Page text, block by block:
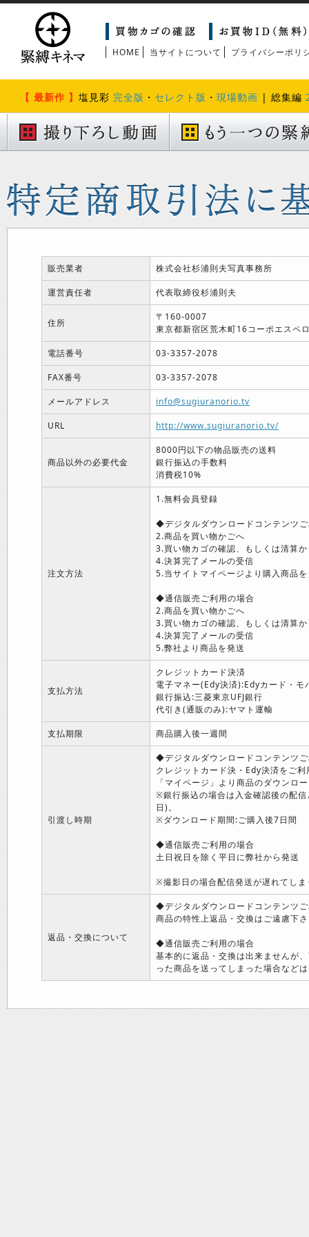
HOME 当サイトについて プライバシーポリ
【 最新作 】 塩見彩 完全版 ・ セレクト版 ・ 現場動画 | 総集編
販売業者 株式会社杉浦則夫写真事務所
運営責任者 代表取締役杉浦則夫
住所
〒160-0007
東京都新宿区荒木町16コーポエスペ
電話番号 03-3357-2078
FAX番号 03-3357-2078
メールアドレス info@sugiuranorio.tv
URL http://www.sugiuranorio.tv/
商品以外の必要代金
8000円以下の物品販売の送料
銀行振込の手数料
消費税10%
注文方法
1.無料会員登録
◆デジタルダウンロードコンテンツ
2.商品を買い物かごへ
3.買い物カゴの確認、もしくは清算
4.決算完了メールの受信
5.当サイトマイページより購入商品
◆通信販売ご利用の場合
2.商品を買い物かごへ
3.買い物カゴの確認、もしくは清算
4.決算完了メールの受信
5.弊社より商品を発送
支払方法
クレジットカード決済
電子マネー(Edy決済):Edyカード・モ
銀行振込:三菱東京UFJ銀行
代引き(通販のみ):ヤマト運輸
支払期限 商品購入後一週間
引渡し時期
◆デジタルダウンロードコンテンツ
クレジットカード決・Edy決済をご
「マイページ」より商品のダウンロ
※銀行振込の場合は入金確認後の配
日)。
※ダウンロード期間:ご購入後7日間
◆通信販売ご利用の場合
土日祝日を除く平日に弊社から発送
※撮影日の場合配信発送が遅れてし
返品・交換について
◆デジタルダウンロードコンテンツ
商品の特性上返品・交換はご遠慮下
◆通信販売ご利用の場合
基本的に返品・交換は出来ませんが
った商品を送ってしまった場合など